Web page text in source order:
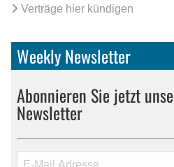
Verträge hier kündigen
Weekly Newsletter
Abonnieren Sie jetzt
Newsletter